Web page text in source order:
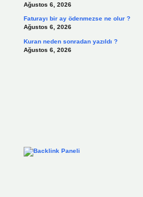
Ağustos 6, 2026
Faturayı bir ay ödenmezse ne olur ?
Ağustos 6, 2026
Kuran neden sonradan yazıldı ?
Ağustos 6, 2026